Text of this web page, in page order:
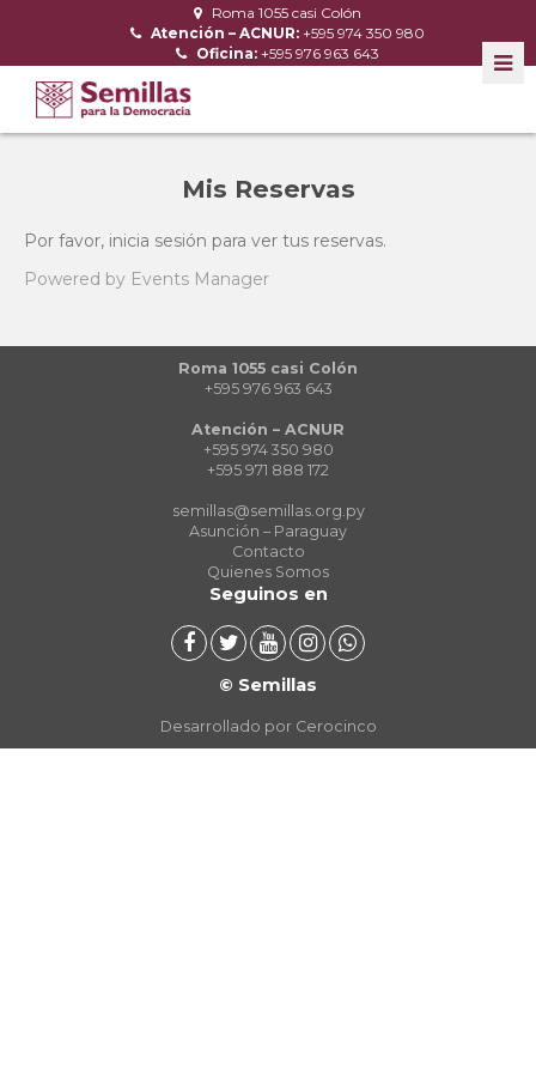
Roma 1055 casi Colón
Atención – ACNUR: +595 974 350 980
Oficina: +595 976 963 643
Mis Reservas
Por favor, inicia sesión para ver tus reservas.
Powered by Events Manager
Roma 1055 casi Colón
+595 976 963 643
Atención – ACNUR
+595 974 350 980
+595 971 888 172
semillas@semillas.org.py
Asunción – Paraguay
Contacto
Quienes Somos
Seguinos en
© Semillas
Desarrollado por Cerocinco